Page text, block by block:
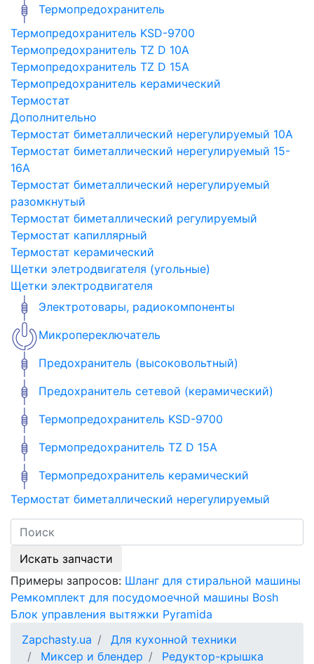
Термопредохранитель
Термопредохранитель KSD-9700
Термопредохранитель TZ D 10A
Термопредохранитель TZ D 15A
Термопредохранитель керамический
Термостат
Дополнительно
Термостат биметаллический нерегулируемый 10A
Термостат биметаллический нерегулируемый 15-
16A
Термостат биметаллический нерегулируемый
разомкнутый
Термостат биметаллический регулируемый
Термостат капиллярный
Термостат керамический
Щетки элетродвигателя (угольные)
Щетки электродвигателя
Электротовары, радиокомпоненты
Микропереключатель
Предохранитель (высоковольтный)
Предохранитель сетевой (керамический)
Термопредохранитель KSD-9700
Термопредохранитель TZ D 15A
Термопредохранитель керамический
Термостат биметаллический нерегулируемый
Искать запчасти
Примеры запросов: Шланг для стиральной машины
Ремкомплект для посудомоечной машины Bosh
Блок управления вытяжки Pyramida
Zapchasty.ua
Для кухонной техники
Миксер и блендер
Редуктор-крышка